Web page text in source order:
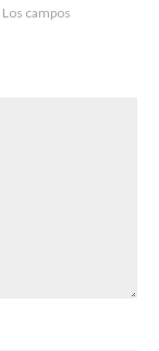
Los campos